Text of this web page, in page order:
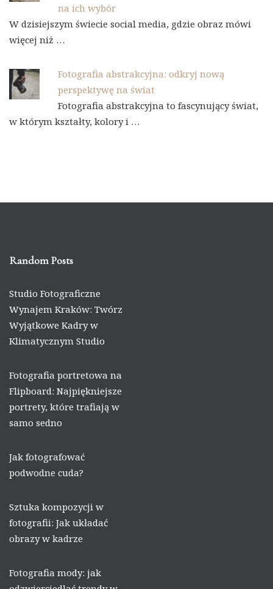
na ich wybór
W dzisiejszym świecie social media, gdzie obraz mówi
więcej niż …
Fotografia abstrakcyjna: odkryj nową
perspektywę na świat
Fotografia abstrakcyjna to fascynujący świat,
w którym kształty, kolory i …
Random Posts
Studio Fotograficzne
Wynajem Kraków: Twórz
Wyjątkowe Kadry w
Klimatycznym Studio
Fotografia portretowa na
Flipboard: Najpiękniejsze
portrety, które trafiają w
samo sedno
Jak fotografować
podwodne cuda?
Sztuka kompozycji w
fotografii: Jak układać
obrazy w kadrze
Fotografia mody: jak